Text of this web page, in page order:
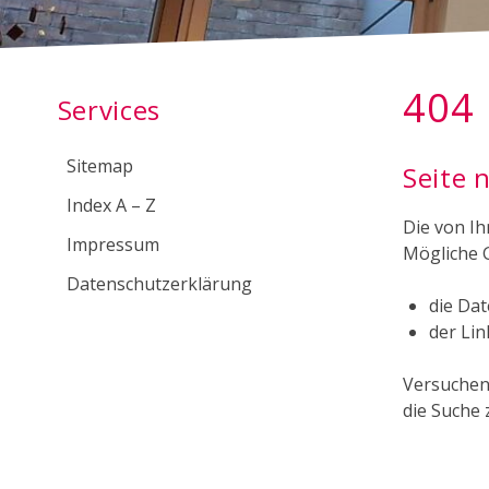
Subnavigation
Services
Sitemap
Index A – Z
Impressum
Datenschutzerklärung
404
Seite
Die von
Mögliche
die
der
die Suche